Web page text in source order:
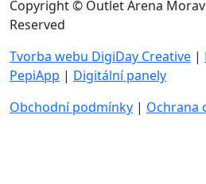
Copyright © Outlet Arena
Reserved
Tvorba webu DigiDay Creative |
PepiApp | Digitální panely
Obchodní podmínky | Ochrana